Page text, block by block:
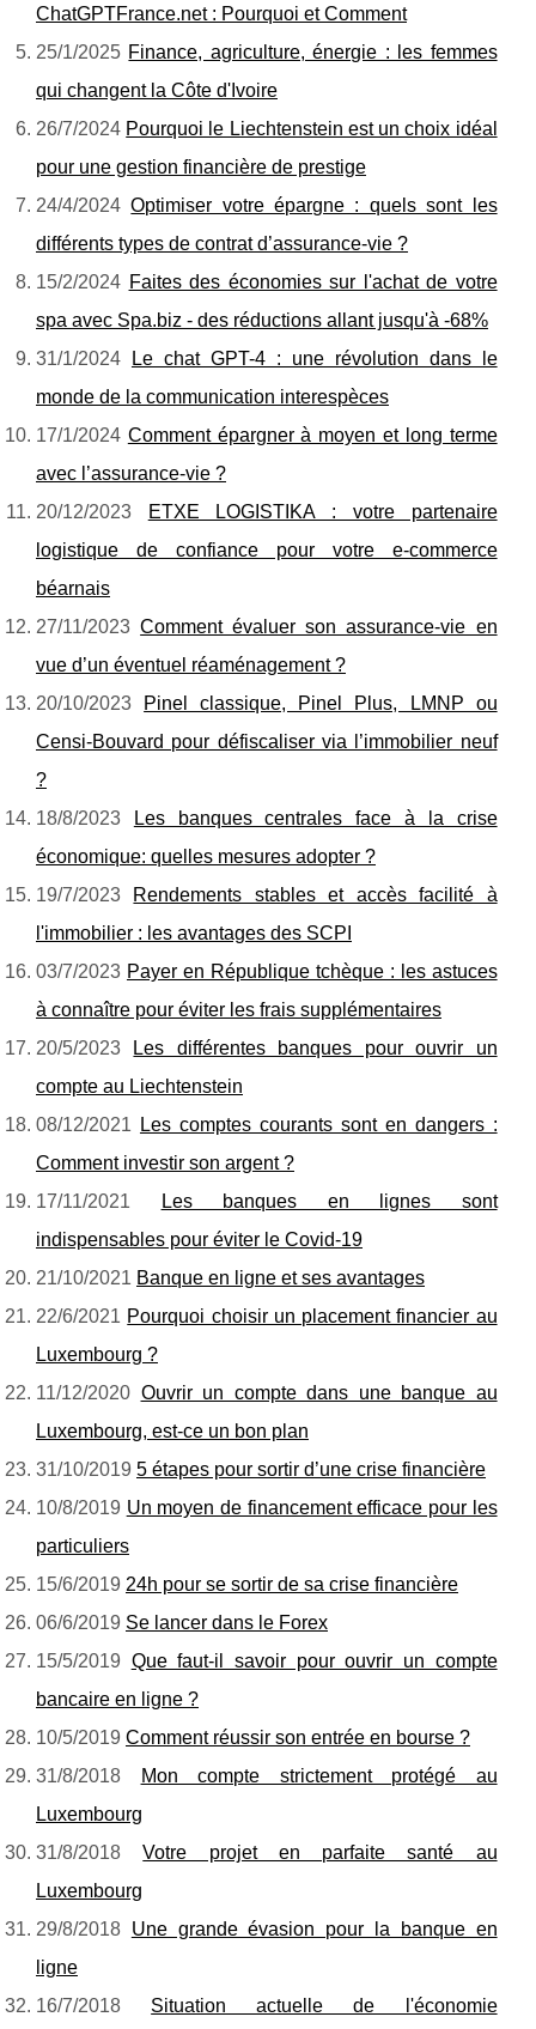
ChatGPTFrance.net : Pourquoi et Comment
25/1/2025 Finance, agriculture, énergie : les femmes
qui changent la Côte d'Ivoire
26/7/2024 Pourquoi le Liechtenstein est un choix idéal
pour une gestion financière de prestige
24/4/2024Optimiser votre épargne : quels sont les
différents types de contrat d’assurance-vie ?
15/2/2024 Faites des économies sur l'achat de votre
spa avec Spa.biz - des réductions allant jusqu'à -68%
31/1/2024
Le chat GPT-4 : une révolution dans le
monde de la communication interespèces
17/1/2024 Comment épargner à moyen et long terme
avec l’assurance-vie ?
20/12/2023
ETXE LOGISTIKA : votre partenaire
logistique de confiance pour votre e-commerce
béarnais
27/11/2023Comment évaluer son assurance-vie en
vue d’un éventuel réaménagement ?
20/10/2023
Pinel classique, Pinel Plus, LMNP ou
Censi-Bouvard pour défiscaliser via l’immobilier neuf
?
18/8/2023
Les banques centrales face à la crise
économique: quelles mesures adopter ?
19/7/2023 Rendements stables et accès facilité à
l'immobilier : les avantages des SCPI
03/7/2023 Payer en République tchèque : les astuces
à connaître pour éviter les frais supplémentaires
20/5/2023
Les différentes banques pour ouvrir un
compte au Liechtenstein
08/12/2021
Les comptes courants sont en dangers :
Comment investir son argent ?
17/11/2021
Les banques en lignes sont
indispensables pour éviter le Covid-19
21/10/2021 Banque en ligne et ses avantages
22/6/2021 Pourquoi choisir un placement financier au
Luxembourg ?
11/12/2020 Ouvrir un compte dans une banque au
Luxembourg, est-ce un bon plan
31/10/2019 5 étapes pour sortir d’une crise financière
10/8/2019 Un moyen de financement efficace pour les
particuliers
15/6/2019 24h pour se sortir de sa crise financière
06/6/2019 Se lancer dans le Forex
15/5/2019 Que faut-il savoir pour ouvrir un compte
bancaire en ligne ?
10/5/2019 Comment réussir son entrée en bourse ?
31/8/2018
Mon compte strictement protégé au
Luxembourg
31/8/2018Votre projet en parfaite santé au
Luxembourg
29/8/2018 Une grande évasion pour la banque en
ligne
16/7/2018 Situation actuelle de l'économie